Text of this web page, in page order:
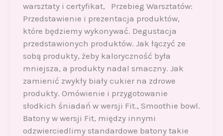
warsztaty i certyfikat, Przebieg Warsztatów:
Przedstawienie i prezentacja produktów,
które będziemy wykonywać. Degustacja
przedstawionych produktów. Jak łączyć ze
sobą produkty, żeby kaloryczność była
mniejsza, a produkty nadal smaczny. Jak
zamienić zwykły biały cukier na zdrowe
produkty. Omówienie i przygotowanie
słodkich śniadań w wersji Fit., Smoothie bowl.
Batony w wersji Fit, między innymi
odzwierciedlimy standardowe batony takie